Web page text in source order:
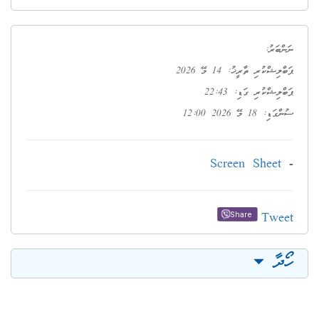
ނަންބަރު:
ޕަބްލިޝްކުރި ތާރީޚު: 14 މޭ 2026
ޕަބްލިޝްކުރި ގަޑި: 22:43
ސުންގަޑި: 18 މޭ 2026 12:00
-
Screen Sheet
Tweet
Share
ހޯދާ